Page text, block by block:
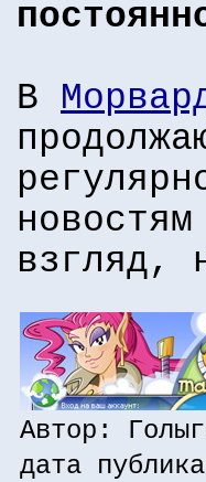
В
взгляд,
Автор:
дата